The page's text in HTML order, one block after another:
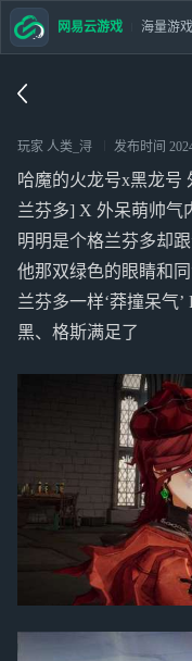
玩家 人类_浔 发布时间
哈魔的火龙号x黑龙号
兰芬多] X 外呆萌帅气
明明是个格兰芬多却
他那双绿色的眼睛和
兰芬多一样‘莽撞呆气
黑、格斯满足了
网易云游戏 海量游